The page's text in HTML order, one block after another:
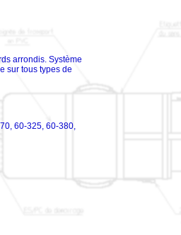
arrondis. Système
sur tous types de
60-325, 60-380,